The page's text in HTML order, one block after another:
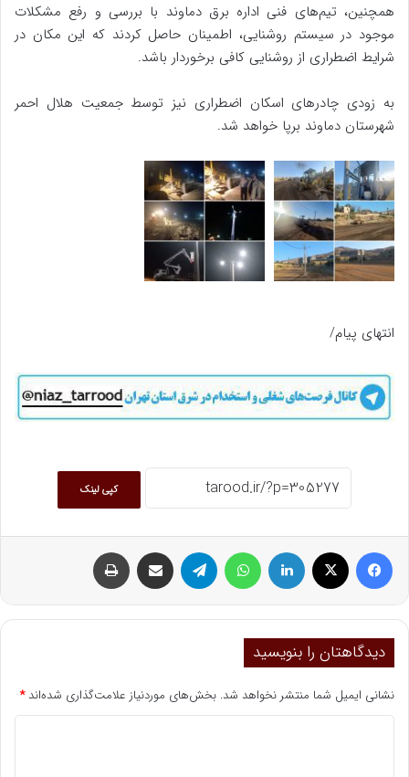
همچنین، تیم‌های فنی اداره برق دماوند با بررسی و رفع مشکلات
موجود در سیستم روشنایی، اطمینان حاصل کردند که این مکان در
شرایط اضطراری از روشنایی کافی برخوردار باشد.
به زودی چادرهای اسکان اضطراری نیز توسط جمعیت هلال احمر
شهرستان دماوند برپا خواهد شد.
انتهای پیام/
کپی لینک
ایکس
دیدگاهتان را بنویسید
نشانی ایمیل شما منتشر نخواهد شد. بخش‌های موردنیاز علامت‌گذاری شده‌اند*